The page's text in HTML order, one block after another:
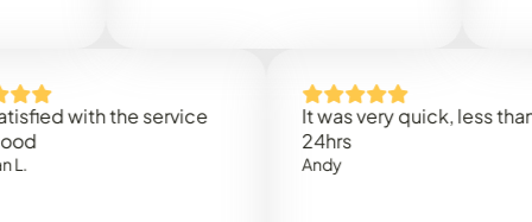
with the service
It was very quick, less than